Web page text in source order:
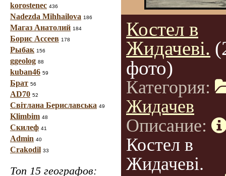
korostenec 436
Nadezda Mihhailova 186
Магаз Анатолий 184
Борис Ассеев 178
Рыбак 156
ggeolog 88
kuban46 59
Брат 56
AD70 52
Світлана Бериславська 49
Klimbim 48
Скилеф 41
Admin 40
Crakodil 33
Топ 15 географов:
Костел в
Жидачеві.
фото)
Категория:
Жидачев
Описание:
Костел в
Жидачеві.